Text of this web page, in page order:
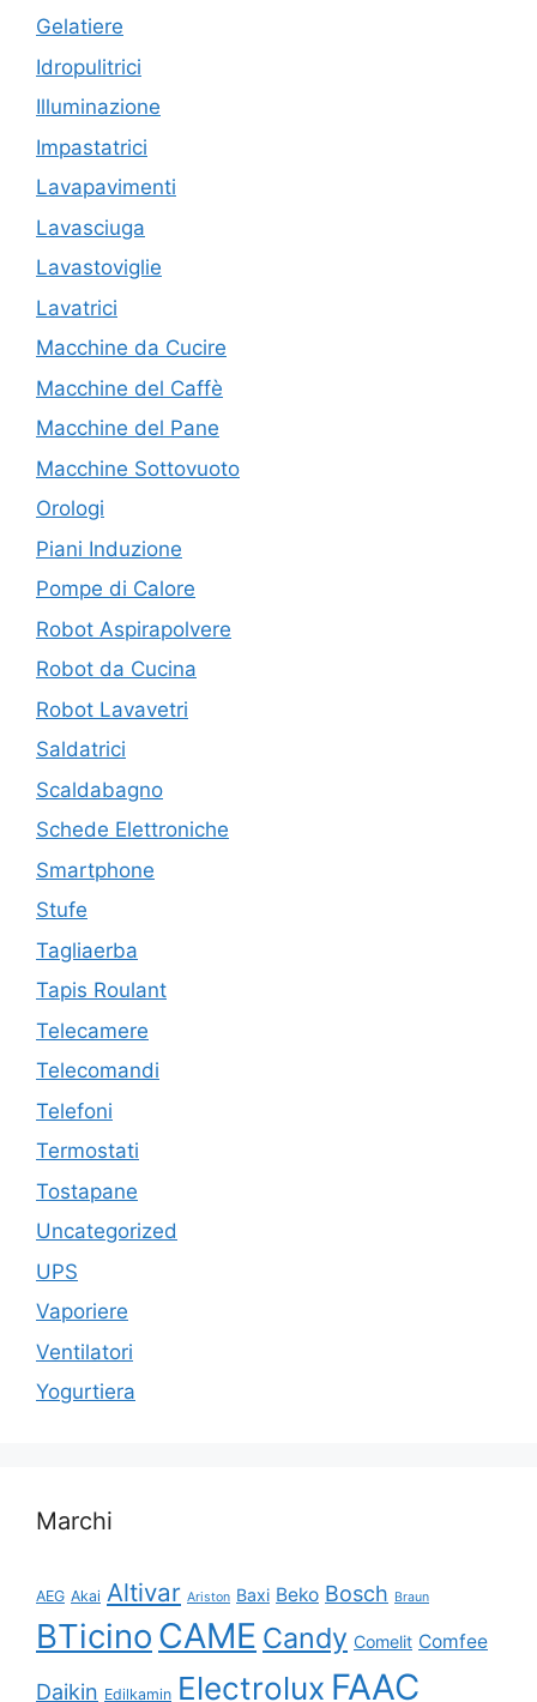
Gelatiere
Idropulitrici
Illuminazione
Impastatrici
Lavapavimenti
Lavasciuga
Lavastoviglie
Lavatrici
Macchine da Cucire
Macchine del Caffè
Macchine del Pane
Macchine Sottovuoto
Orologi
Piani Induzione
Pompe di Calore
Robot Aspirapolvere
Robot da Cucina
Robot Lavavetri
Saldatrici
Scaldabagno
Schede Elettroniche
Smartphone
Stufe
Tagliaerba
Tapis Roulant
Telecamere
Telecomandi
Telefoni
Termostati
Tostapane
Uncategorized
UPS
Vaporiere
Ventilatori
Yogurtiera
Marchi
AEG Akai Altivar Ariston Baxi Beko Bosch Braun
BTicino CAME Candy Comelit Comfee
Daikin Edilkamin Electrolux FAAC